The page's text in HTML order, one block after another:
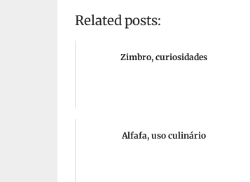
Related posts:
Zimbro, curiosidades
Alfafa, uso culinário